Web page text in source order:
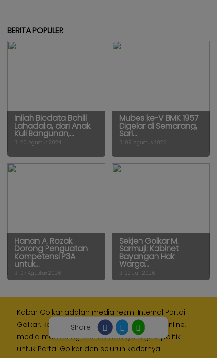
Share :
BERITA POPULER
Inilah Biodata Bahlil
Lahadalia, dari Anak
Kuli Bangunan,...
20 Agustus 2024
Mubes ke-V BMK 1957
Digelar di Semarang,
Sari...
09 Agustus 2026
Hanan A. Rozak
Dorong Penguatan
Kompetensi P3A
untuk...
07 Agustus 2026
Sekjen Golkar M.
Sarmuji: Kabinet
Bayangan Hak
Warga...
22 Juli 2026
Kabar Golkar adalah media resmi Internal Partai
Golkar. kami memberikan layanan media online,
media monitoring dan kampanye digital politik
untuk Partai Golkar dan seluruh kadernya.